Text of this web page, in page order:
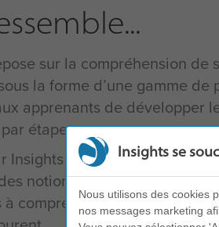
sur la compréhension de
la forme d’une gamme de
apprenants de développer
étapes.
Insights Discovery, un
notions psychologiques en
comprendre et observables
Insights se
Nous utilisons des cookies
nos messages marketing